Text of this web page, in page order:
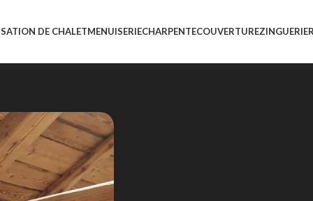
DE CHALETMENUISERIECHARPENTECOUVERTUREZINGUERIE